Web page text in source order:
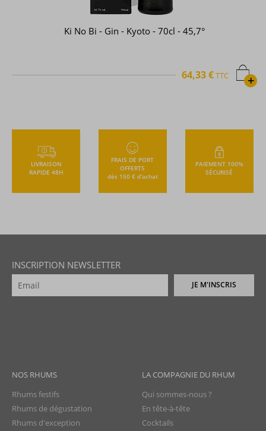
135° East - Gin - Hyogo dry gin - 70cl - 42°
+
29,93 €TTC
LIVRAISON
RAPIDE 48H
FRAIS DE PORT
OFFERTS
dès 150 € d’achat
PAIEMENT 100%
SÉCURISÉ
INSCRIPTION NEWSLETTER
JE M'INSCRIS
NOS RHUMS
Rhums festifs
Rhums de dégustation
Rhums d'exception
LA COMPAGNIE DU RHUM
Qui sommes-nous ?
En tête-à-tête
Cocktails